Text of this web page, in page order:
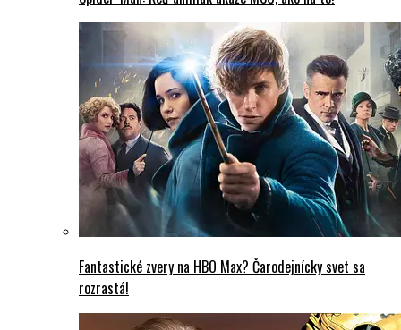
Fantastické zvery na HBO Max? Čarodejnícky svet sa
rozrastá!